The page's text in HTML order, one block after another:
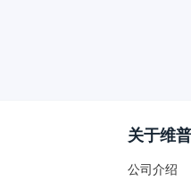
关于维普
公司介绍